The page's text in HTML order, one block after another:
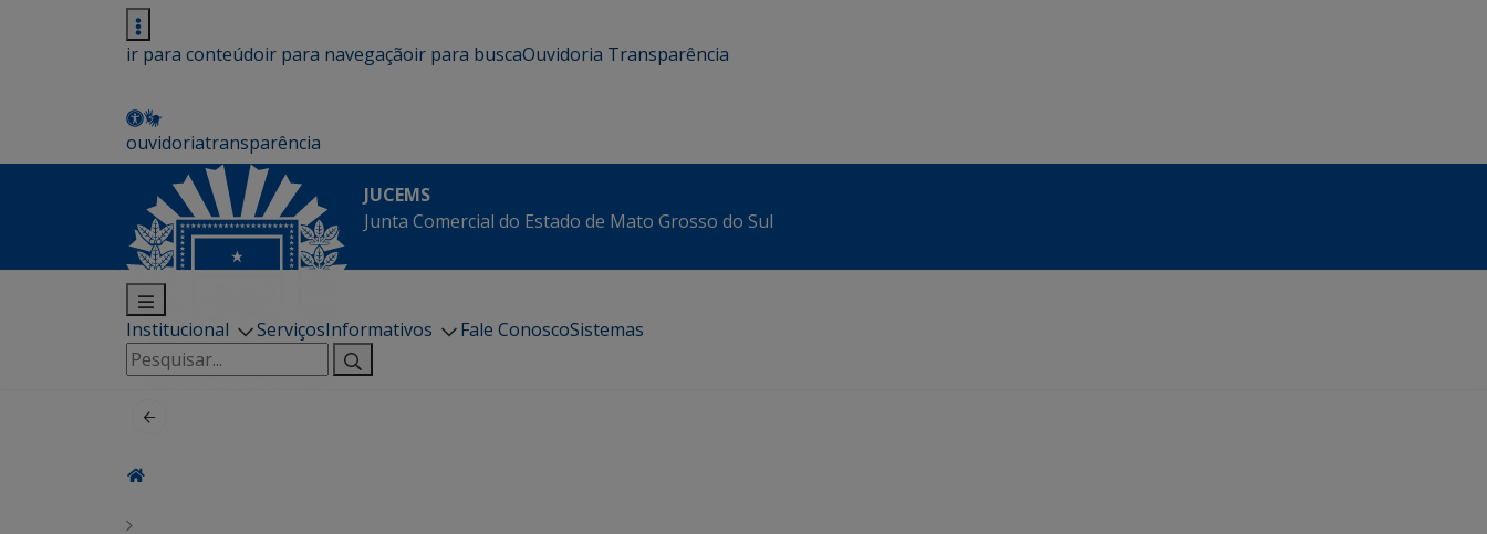
ir para conteúdoir para navegaçãoir para buscaOuvidoria Transparência
ouvidoriatransparência
JUCEMS
Junta Comercial do Estado de Mato Grosso do Sul
Institucional ServiçosInformativos Fale ConoscoSistemas
Pesquisar
por: